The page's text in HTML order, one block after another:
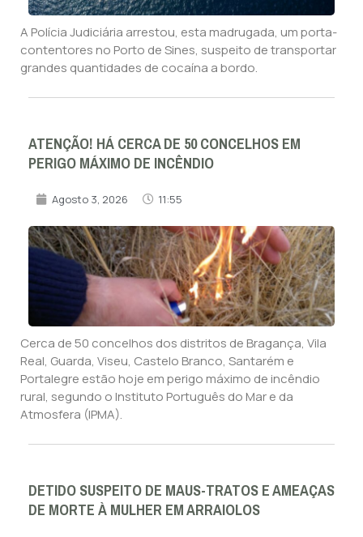
A Polícia Judiciária arrestou, esta madrugada, um porta-
contentores no Porto de Sines, suspeito de transportar
grandes quantidades de cocaína a bordo.
ATENÇÃO! HÁ CERCA DE 50 CONCELHOS EM
PERIGO MÁXIMO DE INCÊNDIO
Agosto 3, 2026 11:55
Cerca de 50 concelhos dos distritos de Bragança, Vila
Real, Guarda, Viseu, Castelo Branco, Santarém e
Portalegre estão hoje em perigo máximo de incêndio
rural, segundo o Instituto Português do Mar e da
Atmosfera (IPMA).
DETIDO SUSPEITO DE MAUS-TRATOS E AMEAÇAS
DE MORTE À MULHER EM ARRAIOLOS